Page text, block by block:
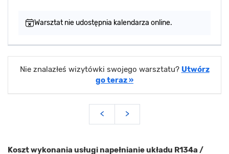
Warsztat nie udostępnia kalendarza online.
Nie znalazłeś wizytówki swojego warsztatu? Utwórz
go teraz »
< >
Koszt wykonania usługi napełnianie układu R134a /